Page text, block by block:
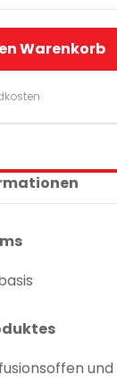
Warenkorb
und